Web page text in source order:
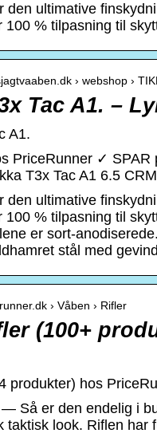
den ultimative
% tilpasning til
› webshop ›
Tac A1. –
A1.
PriceRunner ✓
T3x Tac A1 6.5
den ultimative
% tilpasning til
er sort-
stål med
› Våben › Rifler
(100+
produkter) hos
Så er den endelig i
taktisk look. Riflen har